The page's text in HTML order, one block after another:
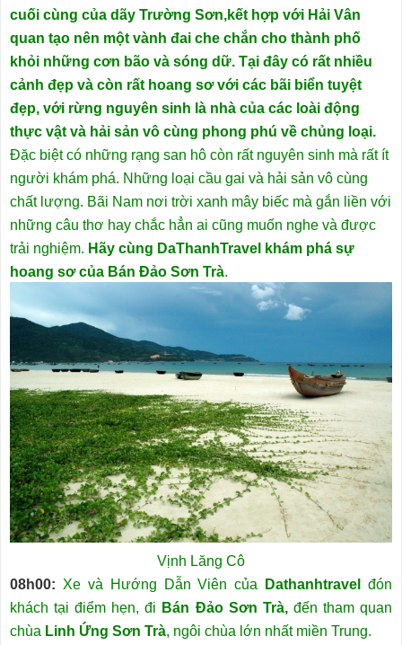
cuối cùng của dãy Trường Sơn,kết hợp với Hải Vân
quan tạo nên một vành đai che chắn cho thành phố
khỏi những cơn bão và sóng dữ. Tại đây có rất nhiều
cảnh đẹp và còn rất hoang sơ với các bãi biển tuyệt
đẹp, với rừng nguyên sinh là nhà của các loài động
thực vật và hải sản vô cùng phong phú về chủng loại.
Đặc biệt có những rạng san hô còn rất nguyên sinh mà rất ít
người khám phá. Những loại cầu gai và hải sản vô cùng
chất lượng. Bãi Nam nơi trời xanh mây biếc mà gắn liền với
những câu thơ hay chắc hẳn ai cũng muốn nghe và được
trải nghiệm. Hãy cùng DaThanhTravel khám phá sự
hoang sơ của Bán Đảo Sơn Trà.
Vịnh Lăng Cô
08h00: Xe và Hướng Dẫn Viên của Dathanhtravel
đón
khách tại điểm hẹn, đi Bán Đảo Sơn Trà,đến tham quan
chùa Linh Ứng Sơn Trà, ngôi chùa lớn nhất miền Trung.